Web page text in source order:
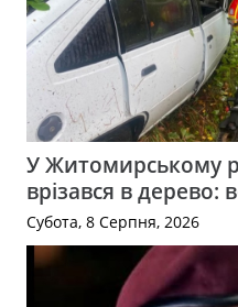
У Житомирському
врізався в дерево:
Субота, 8 Серпня, 2026